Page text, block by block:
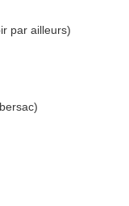
par ailleurs)